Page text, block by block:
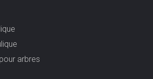
arbres